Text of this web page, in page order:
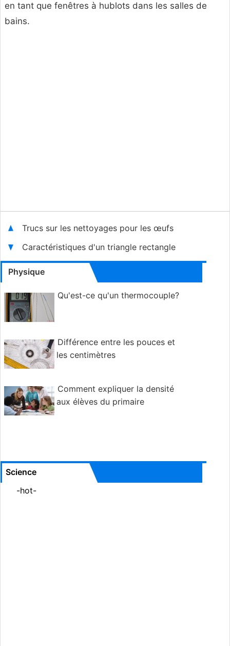
en tant que fenêtres à hublots dans les salles de
bains.
Trucs sur les nettoyages pour les œufs
Caractéristiques d'un triangle rectangle
Physique
Qu'est-ce qu'un thermocouple?
Différence entre les pouces et
les centimètres
Comment expliquer la densité
aux élèves du primaire
Science
-hot-